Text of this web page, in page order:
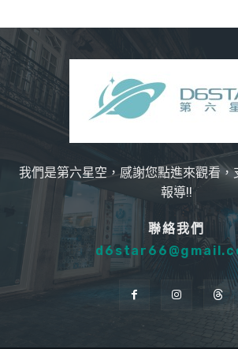
我們是第六星空，感謝您點進來觀看，
報導!!
聯絡我們